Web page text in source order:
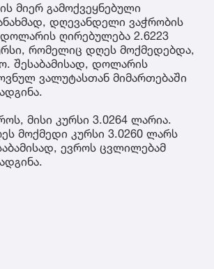
მიერ გამოქვეყნებული
დღევანდელი ვაჭრობის
ღირებულება 2.6223
რომელიც დღეს მოქმედებდა,
შესაბამისად, დოლარის
ვალუტასთან მიმართებაში
მისი კურსი 3.0264 ლარია.
მოქმედი კურსი 3.0260 ლარს
ევროს ცვლილებამ